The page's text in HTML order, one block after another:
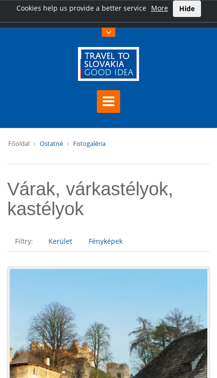
Cookies help us provide a better service More Hide
Főoldal Ostatné Fotogaléria
Várak, várkastélyok,
kastélyok
Filtry: Kerület Fényképek